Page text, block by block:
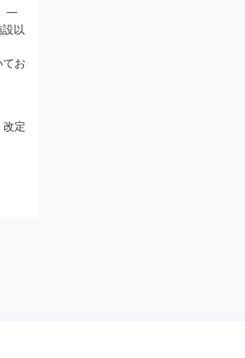
一
以
てお
改定